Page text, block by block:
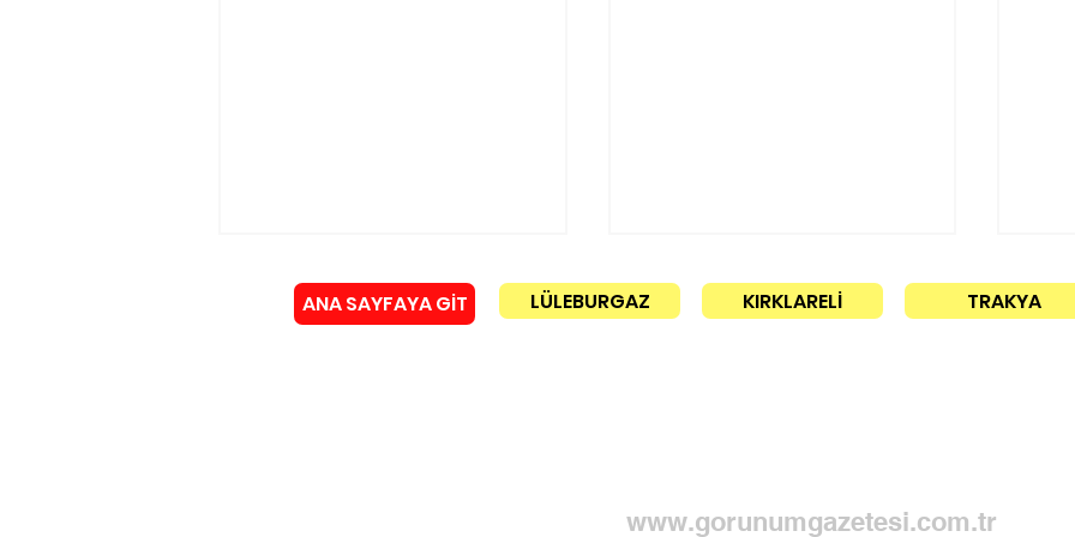
ANA SAYFAYA GİT LÜLEBURGAZ KIRKLARELİ TRAKYA
www.gorunumgazetesi.com.tr